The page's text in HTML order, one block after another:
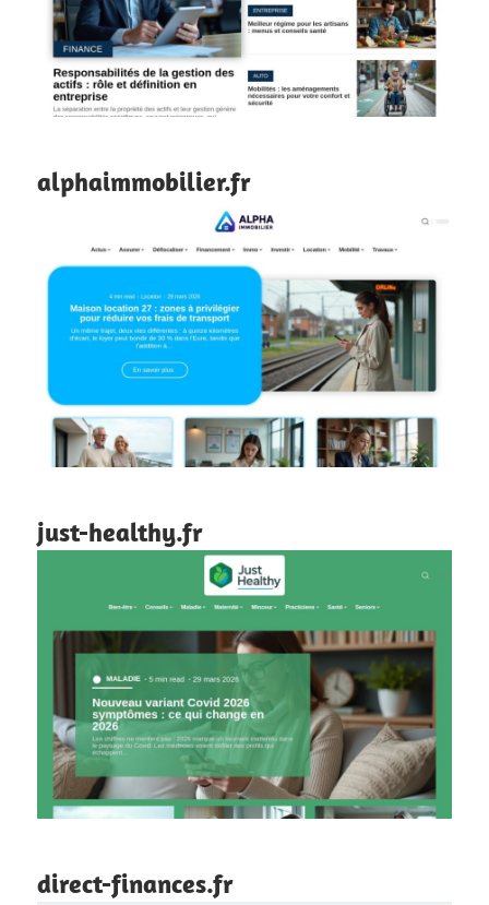
alphaimmobilier.fr
just-healthy.fr
direct-finances.fr